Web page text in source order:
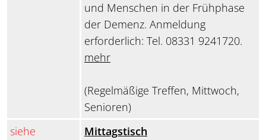
und Menschen in der Frühphase
der Demenz. Anmeldung
erforderlich: Tel. 08331 9241720.
mehr
(Regelmäßige Treffen, Mittwoch,
Senioren)
siehe
Mittagstisch